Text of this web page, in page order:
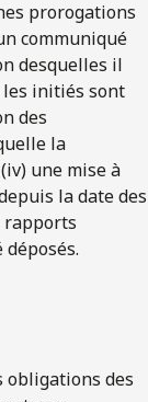
prorogations
communiqué
desquelles il
les initiés sont
des
la
une mise à
la date des
rapports
obligations des